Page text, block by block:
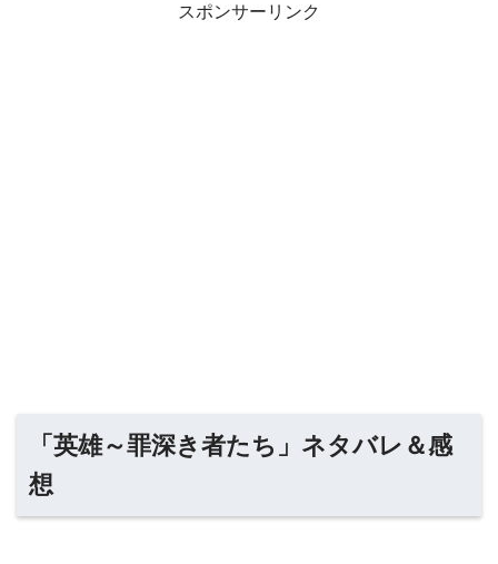
スポンサーリンク
「英雄～罪深き者たち」ネタバレ＆感
想